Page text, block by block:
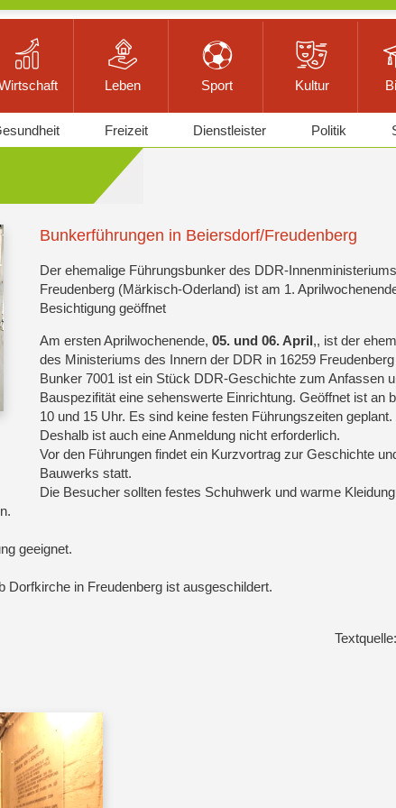
Leben Sport Kultur
Freizeit Dienstleister Politik
Bunkerführungen in Beiersdorf/Freudenberg
Der ehemalige Führungsbunker des DDR-
Freudenberg (Märkisch-Oderland) ist am 1.
Besichtigung geöffnet
Am ersten Aprilwochenende,05. und 06. April,, ist der
des Ministeriums des Innern der DDR in 16259
Bunker 7001 ist ein Stück DDR-Geschichte zum Anfassen
Bauspezifität eine sehenswerte Einrichtung. Geöffnet ist an
10 und 15 Uhr. Es sind keine festen Führungszeiten geplant.
Deshalb ist auch eine Anmeldung nicht erforderlich.
Vor den Führungen findet ein Kurzvortrag zur Geschichte
Bauwerks statt.
Die Besucher sollten festes Schuhwerk und warme
geeignet.
Dorfkirche in Freudenberg ist ausgeschildert.